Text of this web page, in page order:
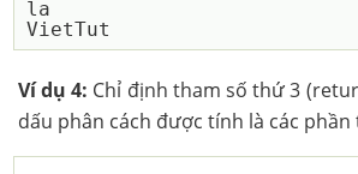
la
Ví dụ 4: Chỉ định tham số thứ 3
dấu phân cách được tính là các